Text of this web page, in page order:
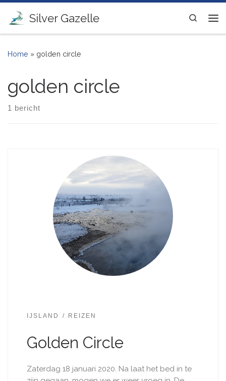
Ga naar inhoud
Silver Gazelle
Search
Home » golden circle
golden circle
1 bericht
IJSLAND REIZEN
Golden Circle
Zaterdag 18 januari 2020. Na laat het bed in te